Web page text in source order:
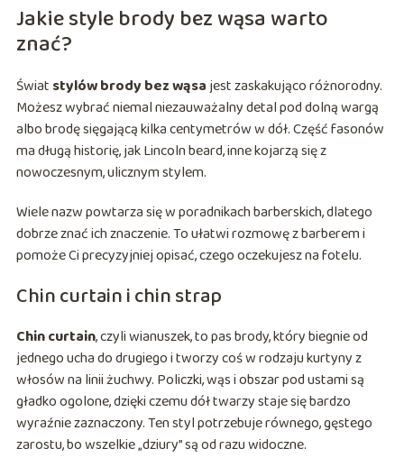
Jakie style brody bez wąsa warto
znać?
Świat stylów brody bez wąsajest zaskakująco różnorodny.
Możesz wybrać niemal niezauważalny detal pod dolną wargą
albo brodę sięgającą kilka centymetrów w dół. Część fasonów
ma długą historię, jak Lincoln beard, inne kojarzą się z
nowoczesnym, ulicznym stylem.
Wiele nazw powtarza się w poradnikach barberskich, dlatego
dobrze znać ich znaczenie. To ułatwi rozmowę z barberem i
pomoże Ci precyzyjniej opisać, czego oczekujesz na fotelu.
Chin curtain i chin strap
Chin curtain, czyli wianuszek, to pas brody, który biegnie od
jednego ucha do drugiego i tworzy coś w rodzaju kurtyny z
włosów na linii żuchwy. Policzki, wąs i obszar pod ustami są
gładko ogolone, dzięki czemu dół twarzy staje się bardzo
wyraźnie zaznaczony. Ten styl potrzebuje równego, gęstego
zarostu, bo wszelkie „dziury” są od razu widoczne.